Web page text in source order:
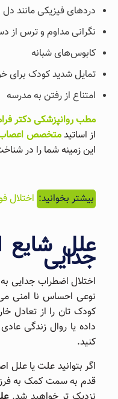
دردهای فیزیکی مانند
نگرانی مداوم و ترس از
کابوس‌های شبانه
تمایل شدید کودک برای
امتناع از رفتن به مدرسه
مطب روانپزشکی دکتر
از اساتیدمتخصص اعصاب
این زمینه شما را در
بیشتر بخوانید: اختلال
علل شایع
جدایی
اختلال اضطراب جدایی
نوعی احساس نا امنی
کودک تان را از تعادل
داده یا روال زندگی
کنید.
اگر بتوانید علت یا
قدم به سمت کمک به